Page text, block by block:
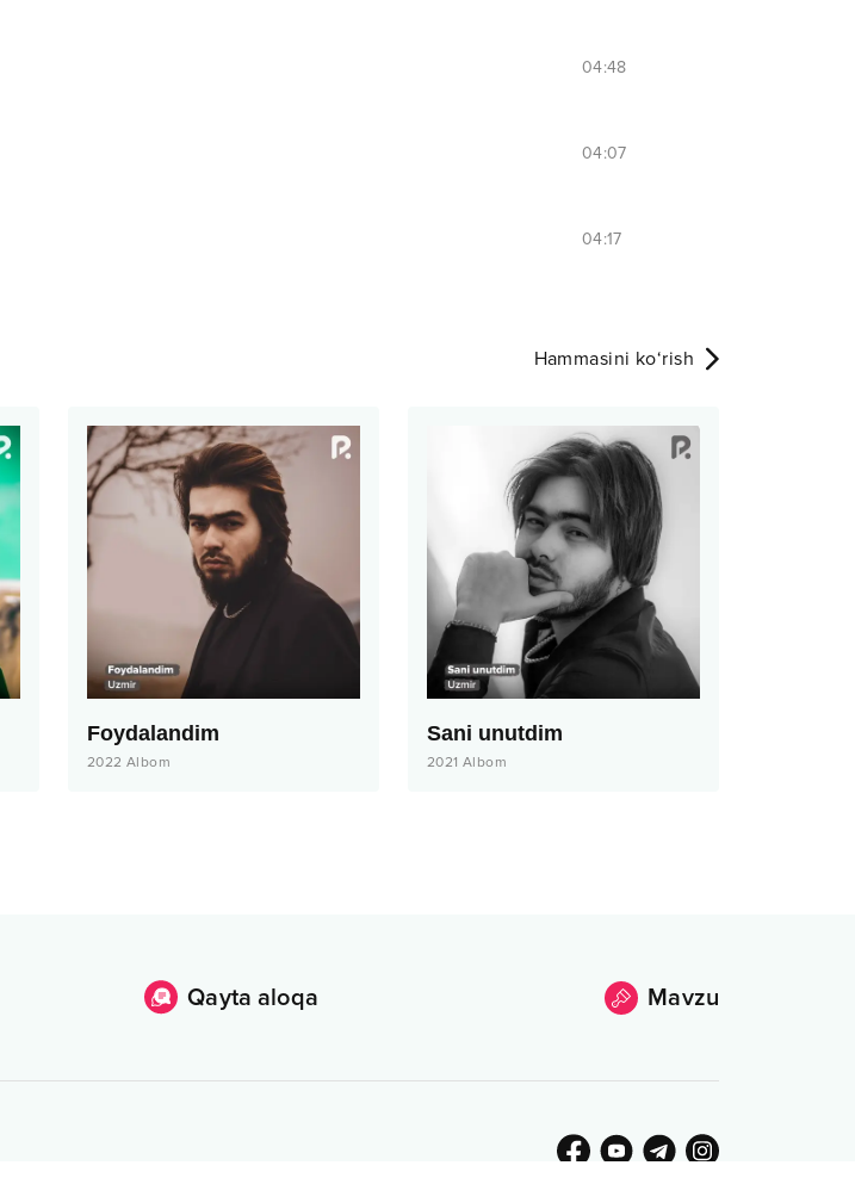
04:48
04:07
04:17
Hammasini ko‘rish
Foydalandim
2022 Albom
Sani unutdim
2021 Albom
Qayta aloqa Mavzu